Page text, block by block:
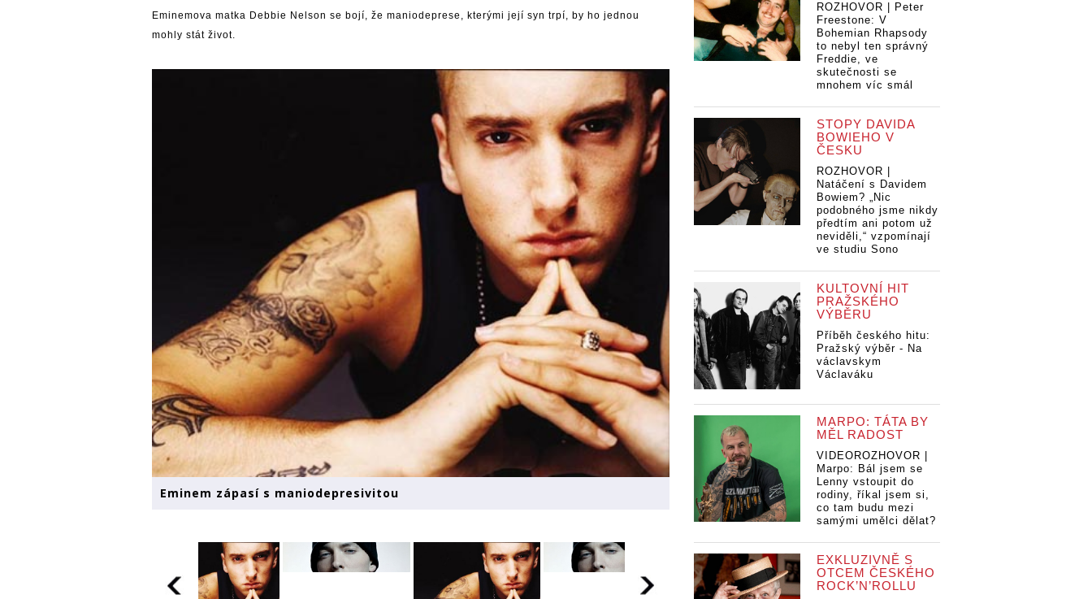
Eminemova matka Debbie Nelson se bojí, že maniodeprese, kterými její syn trpí, by ho jednou
mohly stát život.
Eminem zápasí s maniodepresivitou
ROZHOVOR | Peter
Freestone: V
Bohemian Rhapsody
to nebyl ten správný
Freddie, ve
skutečnosti se
mnohem víc smál
STOPY DAVIDA
BOWIEHO V
ČESKU
ROZHOVOR |
Natáčení s Davidem
Bowiem? „Nic
podobného jsme nikdy
předtím ani potom už
neviděli,“ vzpomínají
ve studiu Sono
KULTOVNÍ HIT
PRAŽSKÉHO
VÝBĚRU
Příběh českého hitu:
Pražský výběr - Na
václavskym
Václaváku
MARPO: TÁTA BY
MĚL RADOST
VIDEOROZHOVOR |
Marpo: Bál jsem se
Lenny vstoupit do
rodiny, říkal jsem si,
co tam budu mezi
samými umělci dělat?
EXKLUZIVNĚ S
OTCEM ČESKÉHO
ROCK’N’ROLLU